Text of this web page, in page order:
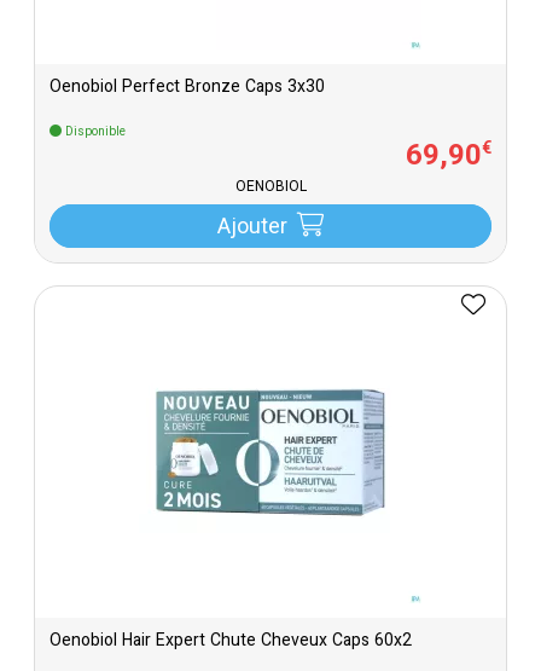
Oenobiol Perfect Bronze Caps 3x30
Disponible
69,90€
OENOBIOL
Ajouter
Oenobiol Hair Expert Chute Cheveux Caps 60x2